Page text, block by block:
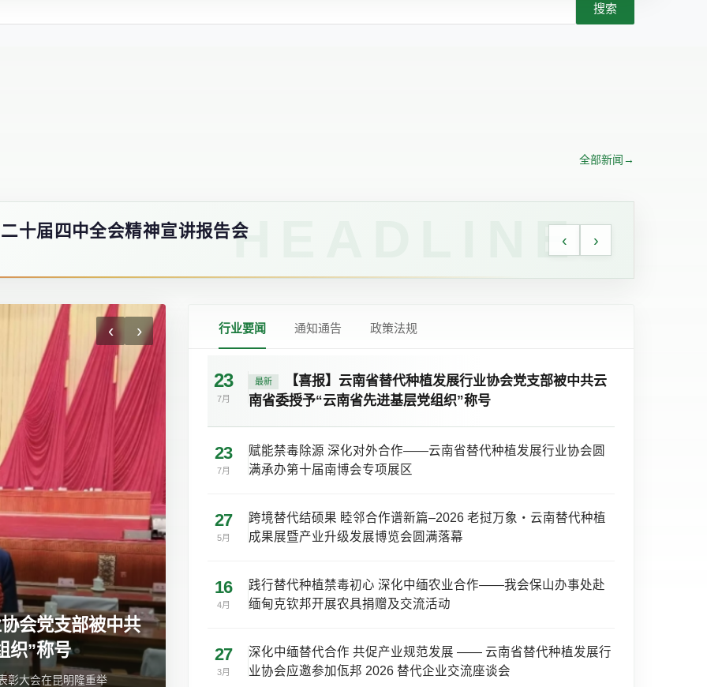
搜索
全部新闻 →
十届四中全会精神宣讲报告会 ‹ ›
会党支部被中共
织”称号
彰大会在昆明隆重举
精神宣讲报告会
党的二十届四中全会
‹ › 行业要闻 通知通告 政策法规
23
7月
最新
【喜报】云南省替代种植发展行业协会党支部被中共云
南省委授予“云南省先进基层党组织”称号
23
7月
赋能禁毒除源 深化对外合作——云南省替代种植发展行业协会圆
满承办第十届南博会专项展区
27
5月
跨境替代结硕果 睦邻合作谱新篇–2026 老挝万象・云南替代种植
成果展暨产业升级发展博览会圆满落幕
16
4月
践行替代种植禁毒初心 深化中缅农业合作——我会保山办事处赴
缅甸克钦邦开展农具捐赠及交流活动
27
3月
深化中缅替代合作 共促产业规范发展 —— 云南省替代种植发展行
业协会应邀参加佤邦 2026 替代企业交流座谈会